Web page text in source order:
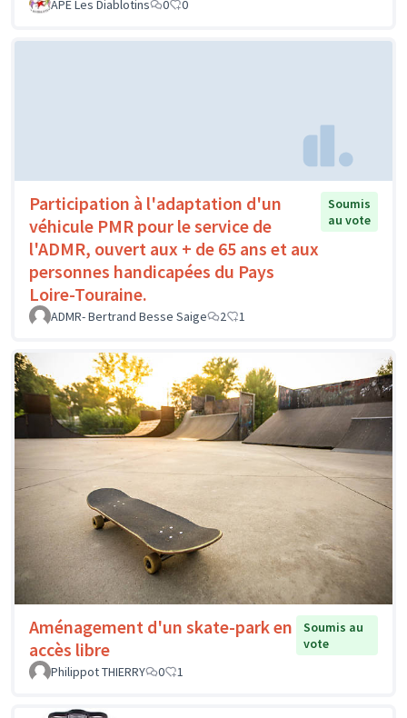
APE Les Diablotins 0 0
Participation à l'adaptation d'un
véhicule PMR pour le service de
l'ADMR, ouvert aux + de 65 ans et aux
personnes handicapées du Pays
Loire-Touraine.
Soumis
au vote
ADMR- Bertrand Besse Saige 2 1
Aménagement d'un skate-park en
accès libre
Soumis au
vote
Philippot THIERRY
0 1